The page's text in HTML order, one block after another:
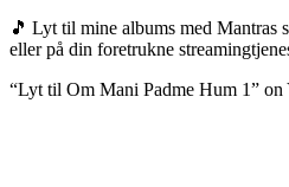
🎵 Lyt til mine albums med Mantras
eller på din foretrukne
“Lyt til Om Mani Padme Hum 1” on